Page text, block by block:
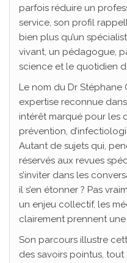
parfois réduire un
service, son profil
bien plus qu’un
vivant, un pédagogue,
science et le quotidien
Le nom du Dr Stéphane
expertise reconnue
intérêt marqué pour les
prévention,
Autant de sujets qui,
réservés aux revues
s’inviter dans les
il s’en étonner ? Pas
un enjeu collectif, les
clairement prennent
Son parcours illustre
des savoirs pointus,